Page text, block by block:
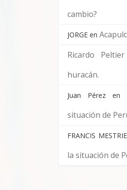
cambio?
JORGE en
Ricardo Peltier
huracán.
Juan Pérezen
situación de
FRANCIS
la situación de